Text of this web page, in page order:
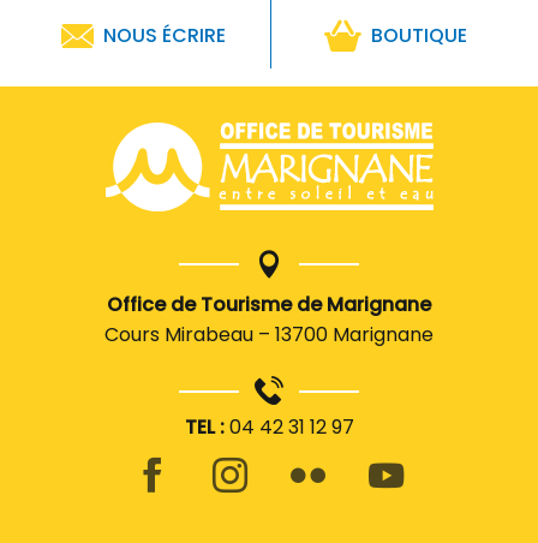
NOUS ÉCRIRE BOUTIQUE
Office de Tourisme de Marignane
Cours Mirabeau – 13700 Marignane
TEL :04 42 31 12 97